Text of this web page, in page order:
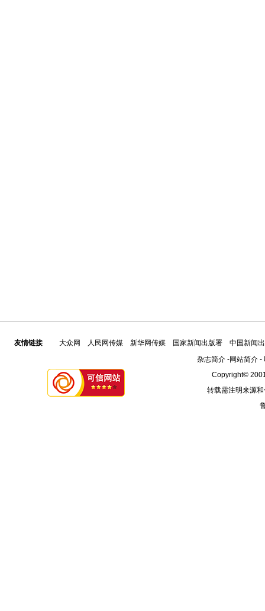
友情链接 大众网 人民网传媒 新华网传媒 国家新闻出版署
中国新闻
杂志简介-网站简介-
Copyright©
转载需注明来源